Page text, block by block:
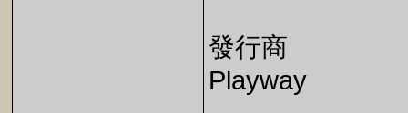
發行商
Playway